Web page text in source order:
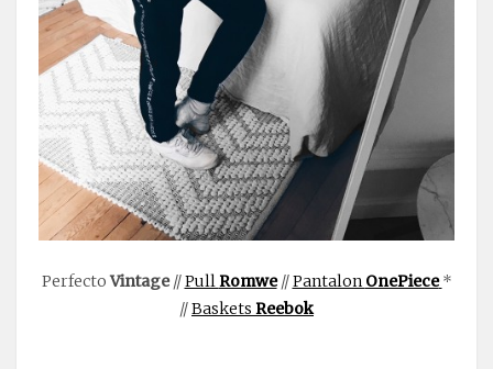
PerfectoVintage//PullRomwe//Pantalon OnePiece *
//Baskets Reebok